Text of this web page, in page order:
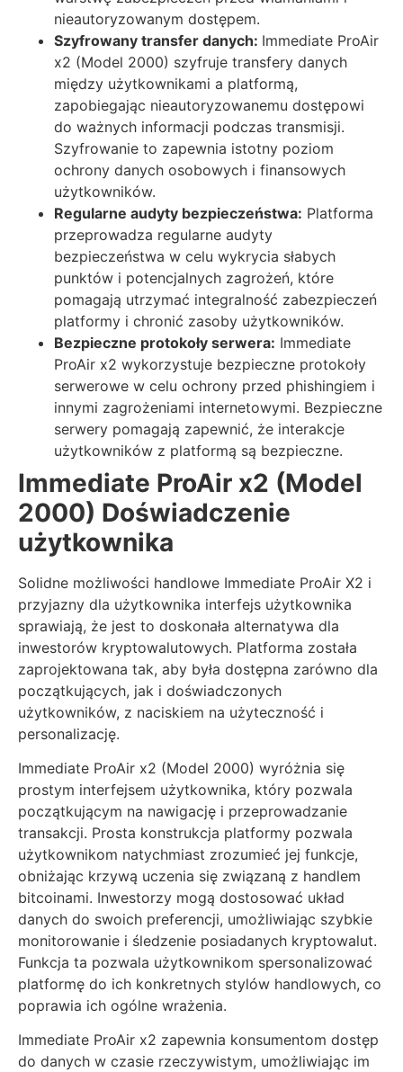
nieautoryzowanym dostępem.
Szyfrowany transfer danych: Immediate ProAir
x2 (Model 2000) szyfruje transfery danych
między użytkownikami a platformą,
zapobiegając nieautoryzowanemu dostępowi
do ważnych informacji podczas transmisji.
Szyfrowanie to zapewnia istotny poziom
ochrony danych osobowych i finansowych
użytkowników.
Regularne audyty bezpieczeństwa: Platforma
przeprowadza regularne audyty
bezpieczeństwa w celu wykrycia słabych
punktów i potencjalnych zagrożeń, które
pomagają utrzymać integralność zabezpieczeń
platformy i chronić zasoby użytkowników.
Bezpieczne protokoły serwera: Immediate
ProAir x2 wykorzystuje bezpieczne protokoły
serwerowe w celu ochrony przed phishingiem i
innymi zagrożeniami internetowymi. Bezpieczne
serwery pomagają zapewnić, że interakcje
użytkowników z platformą są bezpieczne.
Immediate ProAir x2 (Model
2000) Doświadczenie
użytkownika
Solidne możliwości handlowe Immediate ProAir X2 i
przyjazny dla użytkownika interfejs użytkownika
sprawiają, że jest to doskonała alternatywa dla
inwestorów kryptowalutowych. Platforma została
zaprojektowana tak, aby była dostępna zarówno dla
początkujących, jak i doświadczonych
użytkowników, z naciskiem na użyteczność i
personalizację.
Immediate ProAir x2 (Model 2000) wyróżnia się
prostym interfejsem użytkownika, który pozwala
początkującym na nawigację i przeprowadzanie
transakcji. Prosta konstrukcja platformy pozwala
użytkownikom natychmiast zrozumieć jej funkcje,
obniżając krzywą uczenia się związaną z handlem
bitcoinami. Inwestorzy mogą dostosować układ
danych do swoich preferencji, umożliwiając szybkie
monitorowanie i śledzenie posiadanych kryptowalut.
Funkcja ta pozwala użytkownikom spersonalizować
platformę do ich konkretnych stylów handlowych, co
poprawia ich ogólne wrażenia.
Immediate ProAir x2 zapewnia konsumentom dostęp
do danych w czasie rzeczywistym, umożliwiając im